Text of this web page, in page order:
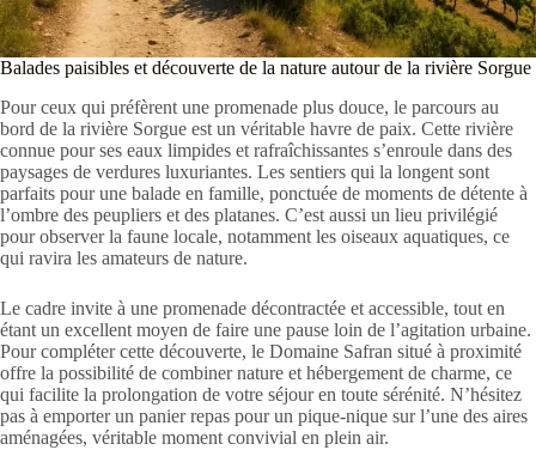
Balades paisibles et découverte de la nature autour de la rivière Sorgue
Pour ceux qui préfèrent une promenade plus douce, le parcours au
bord de la rivière Sorgue est un véritable havre de paix. Cette rivière
connue pour ses eaux limpides et rafraîchissantes s’enroule dans des
paysages de verdures luxuriantes. Les sentiers qui la longent sont
parfaits pour une balade en famille, ponctuée de moments de détente à
l’ombre des peupliers et des platanes. C’est aussi un lieu privilégié
pour observer la faune locale, notamment les oiseaux aquatiques, ce
qui ravira les amateurs de nature.
Le cadre invite à une promenade décontractée et accessible, tout en
étant un excellent moyen de faire une pause loin de l’agitation urbaine.
Pour compléter cette découverte, le Domaine Safran situé à proximité
offre la possibilité de combiner nature et hébergement de charme, ce
qui facilite la prolongation de votre séjour en toute sérénité. N’hésitez
pas à emporter un panier repas pour un pique-nique sur l’une des aires
aménagées, véritable moment convivial en plein air.